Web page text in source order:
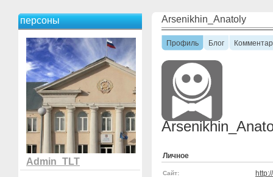
персоны
Admin_TLT
Arsenikhin_Anatoly
Профиль Блог
Личное
Сайт: